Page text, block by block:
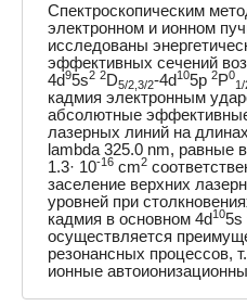
Спектроскопическим
электронном и ионном
исследованы
эффективных сечений
4d95s2 2D5/2,3/2-4d105p2P0
кадмия электронным
абсолютные
лазерных линий на
lambda 325.0 nm, равные
1.3· 10-16 cm2
заселение верхних
уровней при
кадмия в основном 4d105s
осуществляется
резонансных процессов,
ионные